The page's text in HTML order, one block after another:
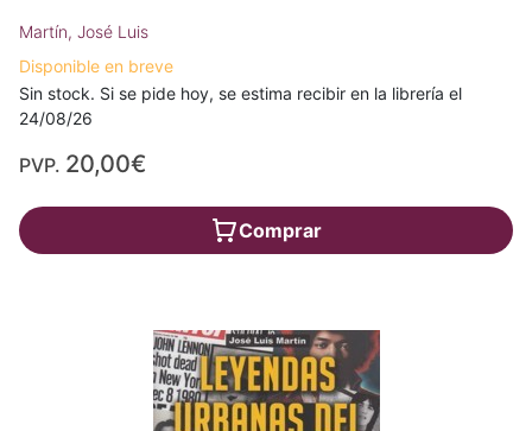
Martín, José Luis
Disponible en breve
Sin stock. Si se pide hoy, se estima recibir en la librería el
24/08/26
PVP. 20,00€
Comprar